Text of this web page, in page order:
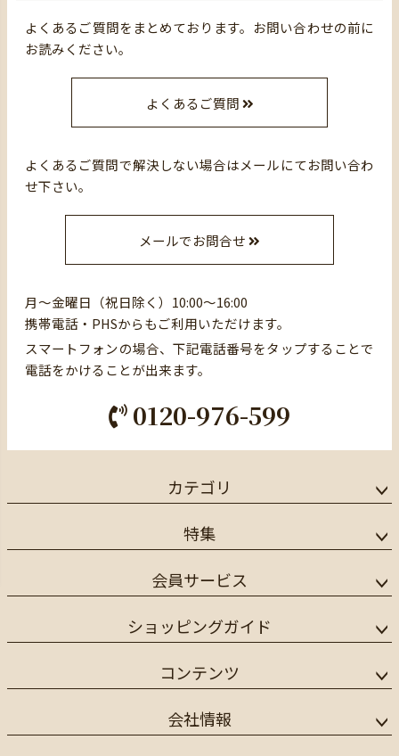
よくあるご質問をまとめております。お問い合わせの前に
お読みください。
よくあるご質問
よくあるご質問で解決しない場合はメールにてお問い合わ
せ下さい。
メールでお問合せ
月～金曜日（祝日除く）10:00～16:00
携帯電話・PHSからもご利用いただけます。
スマートフォンの場合、下記電話番号をタップすることで
電話をかけることが出来ます。
0120-976-599
カテゴリ
特集
会員サービス
ショッピングガイド
コンテンツ
会社情報